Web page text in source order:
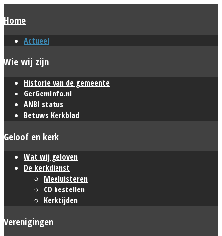
Home
Actueel
Wie wij zijn
Historie van de gemeente
GerGemInfo.nl
ANBI status
Betuws Kerkblad
Geloof en kerk
Wat wij geloven
De kerkdienst
Meeluisteren
CD bestellen
Kerktijden
Verenigingen